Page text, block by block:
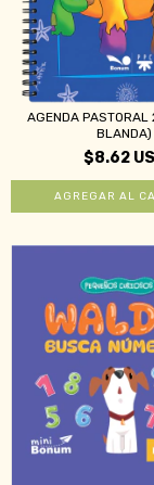
AGENDA PASTORAL
BLANDA)
$8.62